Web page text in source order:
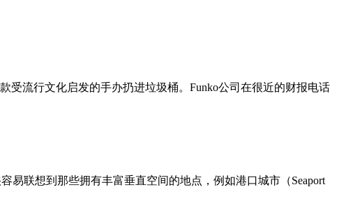
受流行文化启发的手办扔进垃圾桶。Funko公司在很近的财报电话
易联想到那些拥有丰富垂直空间的地点，例如港口城市（Seaport